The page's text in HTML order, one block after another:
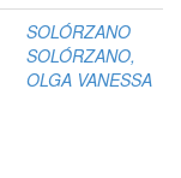
SOLÓRZANO
SOLÓRZANO,
OLGA VANESSA